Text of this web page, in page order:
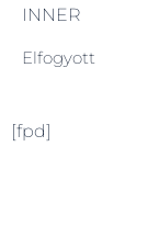
INNER
Elfogyott
[fpd]